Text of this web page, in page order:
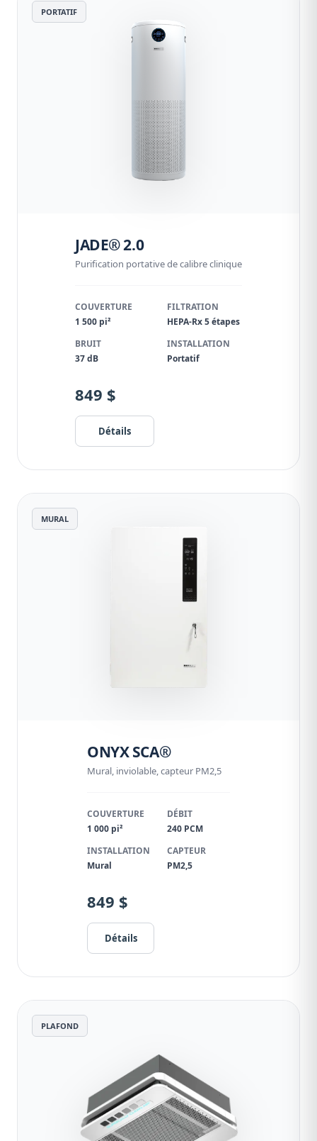
PORTATIF
JADE® 2.0
Purification portative de calibre clinique
COUVERTURE
1 500 pi²
FILTRATION
HEPA-Rx 5 étapes
BRUIT
37 dB
INSTALLATION
Portatif
849 $
Détails
MURAL
ONYX SCA®
Mural, inviolable, capteur PM2,5
COUVERTURE
1 000 pi²
DÉBIT
240 PCM
INSTALLATION
Mural
CAPTEUR
PM2,5
849 $
Détails
PLAFOND